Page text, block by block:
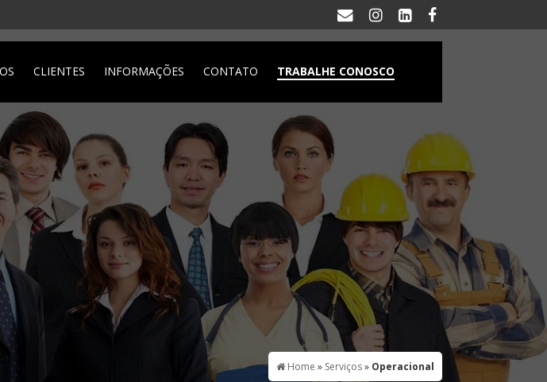
CLIENTES INFORMAÇÕES CONTATO TRABALHE CONOSCO
Home » Serviços» Operacional